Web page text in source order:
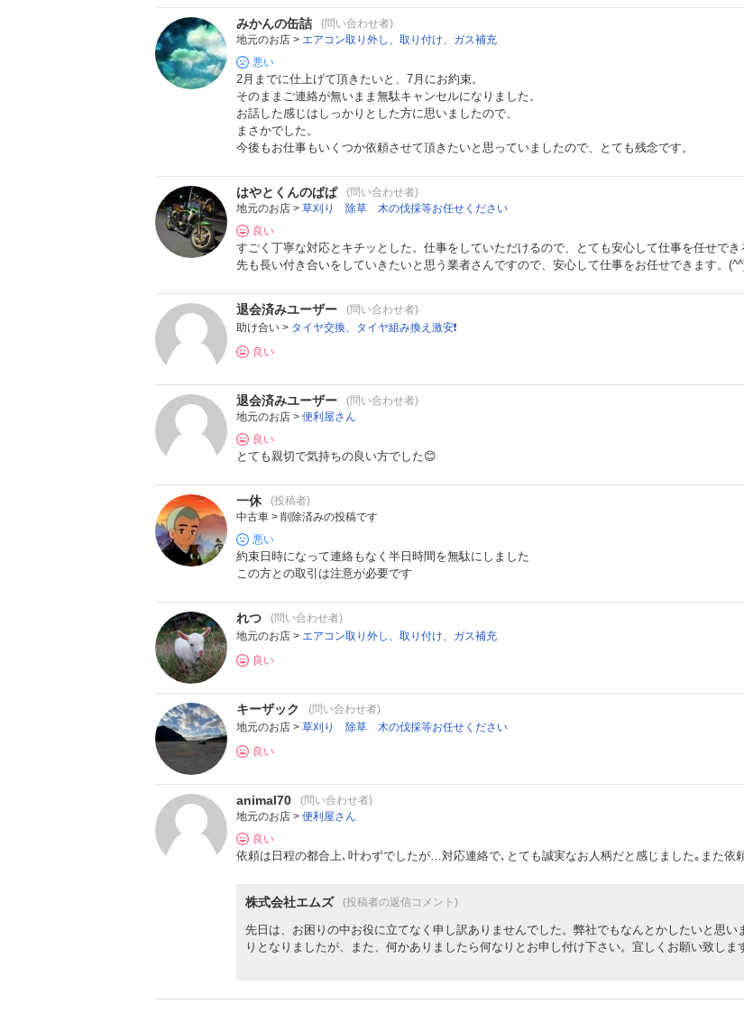
みかんの缶詰
(問い合わせ者)
地元のお店 > エアコン取り外し、取り付け、ガス補充
悪い
2月までに仕上げて頂きたいと、7月にお約束。
そのままご連絡が無いまま無駄キャンセルになりました。
お話した感じはしっかりとした方に思いましたので、
まさかでした。
今後もお仕事もいくつか依頼させて頂きたいと思っていましたので、とても残念です。
はやとくんのぱぱ
(問い合わせ者)
地元のお店 > 草刈り 除草 木の伐採等お任せください
良い
すごく丁寧な対応とキチッとした。仕事をしていただけるので、とても安心して仕事を任せで
先も長い付き合いをしていきたいと思う業者さんですので、安心して仕事をお任せできます。
退会済みユーザー
(問い合わせ者)
助け合い > タイヤ交換、タイヤ組み換え激安❗️
良い
退会済みユーザー
(問い合わせ者)
地元のお店 > 便利屋さん
良い
とても親切で気持ちの良い方でした😊
一休
(投稿者)
中古車 > 削除済みの投稿です
悪い
約束日時になって連絡もなく半日時間を無駄にしました
この方との取引は注意が必要です
れつ
(問い合わせ者)
地元のお店 > エアコン取り外し、取り付け、ガス補充
良い
キーザック
(問い合わせ者)
地元のお店 > 草刈り 除草 木の伐採等お任せください
良い
animal70
(問い合わせ者)
地元のお店 > 便利屋さん
良い
依頼は日程の都合上､叶わずでしたが…対応連絡で､とても誠実なお人柄だと感じました｡また依
株式会社エムズ (投稿者の返信コメント)
先日は、お困りの中お役に立てなく申し訳ありませんでした。弊社でもなんとかしたいと思
りとなりましたが、また、何かありましたら何なりとお申し付け下さい。宜しくお願い致しま